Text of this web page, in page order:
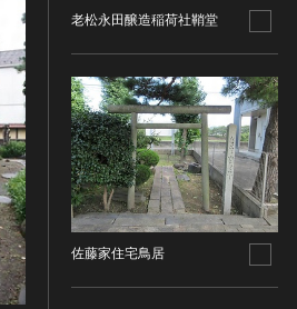
老松永田醸造稲荷社鞘堂
佐藤家住宅鳥居
保存地区
改変禁止）
営利）
示—非営利—継承）
示—非営利—改変禁止）
作権あり）
ORPHAN WORK（著作権あり-
USE
権あり-教育目的の利用可）
USE
権あり-非営利目的の利用可）
想検索する
入力情報をクリア